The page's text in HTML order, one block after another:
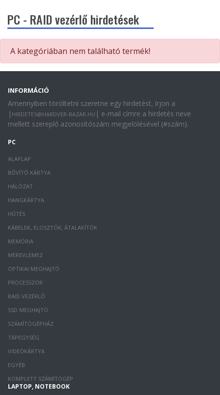
PC - RAID vezérlő hirdetések
A kategóriában nem található termék!
INFORMÁCIÓ
Amennyiben töröltetni szeretne egy hirdetést, írjon a
| HIRDETES@HARDVER-BAZAR.HU | e-mail címre a hirdetés neve
mellett szereplő azonosítószám megjelölésével (#szám).
PC
ALAPLAP
BŐVÍTŐ KÁRTYA
HÁLÓZAT
HANGKÁRTYA
HŰTÉS
KÁBELEK, ELOSZTÓK, ÁTALAKÍTÓK
MEMÓRIA
MEREVLEMEZ
OPTIKAI MEGHAJTÓ
PROCESSZOR
RAID VEZÉRLŐ
SSD MEGHAJTÓ
SZÁMÍTÓGÉPHÁZ
TÁPEGYSÉG
VIDEÓKÁRTYA
EGYÉB
KOMPLETT SZÁMÍTÓGÉP
LAPTOP, NOTEBOOK